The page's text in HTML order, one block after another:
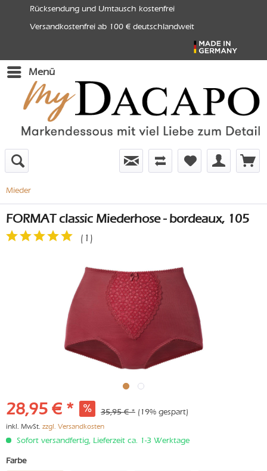
Rücksendung und Umtausch kostenfrei
Versandkostenfrei ab 100 € deutschlandweit
Menü
Mieder
FORMAT classic Miederhose - bordeaux, 105
( 1 )
28,95 € * 35,95 € * (19% gespart)
inkl. MwSt. zzgl. Versandkosten
Sofort versandfertig, Lieferzeit ca. 1-3 Werktage
Farbe